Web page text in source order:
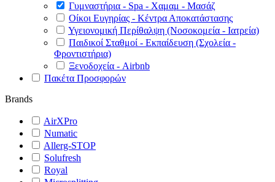
Γυμναστήρια - Spa - Χαμαμ - Μασάζ
Οίκοι Ευγηρίας - Κέντρα Αποκατάστασης
Υγειονομική Περίθαλψη (Νοσοκομεία - Ιατρεία)
Παιδικοί Σταθμοί - Εκπαίδευση (Σχολεία -
Φροντιστήρια)
Ξενοδοχεία - Airbnb
Πακέτα Προσφορών
Brands
AirXPro
Numatic
Allerg-STOP
Solufresh
Royal